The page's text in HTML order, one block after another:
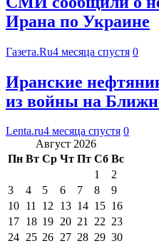
Ирана по Украине
Газета.Ru4 месяца спустя 0
Иранские
из войны на
Lenta.ru4 месяца спустя 0
Август 2026
Пн Вт Ср Чт Пт Сб Вс
1
2
3
4 5 6 7 8
9
10 11 12 13 14 15 16
17 18 19 20 21 22 23
24 25 26 27 28 29 30